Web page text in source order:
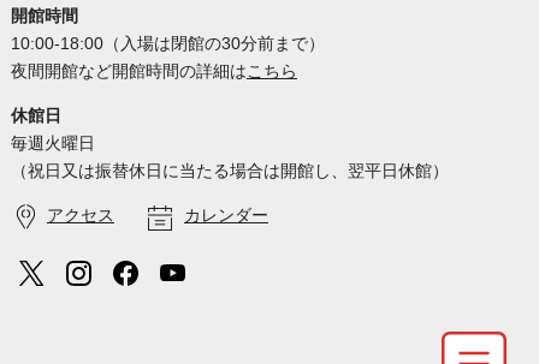
開館時間
10:00-18:00（入場は閉館の30分前まで）
夜間開館など開館時間の詳細はこちら
休館日
毎週火曜日
（祝日又は振替休日に当たる場合は開館し、翌平日休館）
アクセス カレンダー